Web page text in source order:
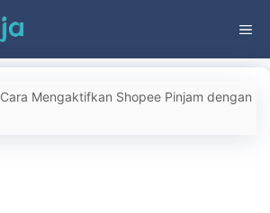
Cara Mengaktifkan Shopee Pinjam dengan